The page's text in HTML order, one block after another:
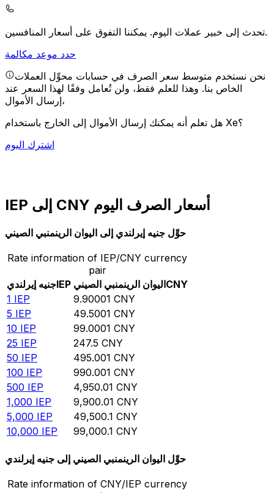
تحدث إلى خبير عملات اليوم.يمكننا التفوق على أسعار المنافسين.
حدد موعد مكالمة
نحن نستخدم متوسط سعر الصرف في حسابات محوِّل العملات
الخاص بنا. وهذا للعلم فقط، ولن تُعامل وفقًا لهذا السعر عند
إرسال الأموال،
هل تعلم أنه يمكنك إرسال الأموال إلى الخارج باستخدام Xe؟
اشترك اليوم
IEP إلى CNY أسعار الصرف اليوم
حوِّل جنيه إيرلندي إلى اليوان الرينمنبي الصيني
Rate information of IEP/CNY currency
pair
جنيه إيرلنديIEP اليوان الرينمنبي الصينيCNY
1 IEP 9.90001 CNY
5 IEP 49.5001 CNY
10 IEP 99.0001 CNY
25 IEP 247.5 CNY
50 IEP 495.001 CNY
100 IEP 990.001 CNY
500 IEP 4,950.01 CNY
1,000 IEP 9,900.01 CNY
5,000 IEP 49,500.1 CNY
10,000 IEP 99,000.1 CNY
حوِّل اليوان الرينمنبي الصيني إلى جنيه إيرلندي
Rate information of CNY/IEP currency